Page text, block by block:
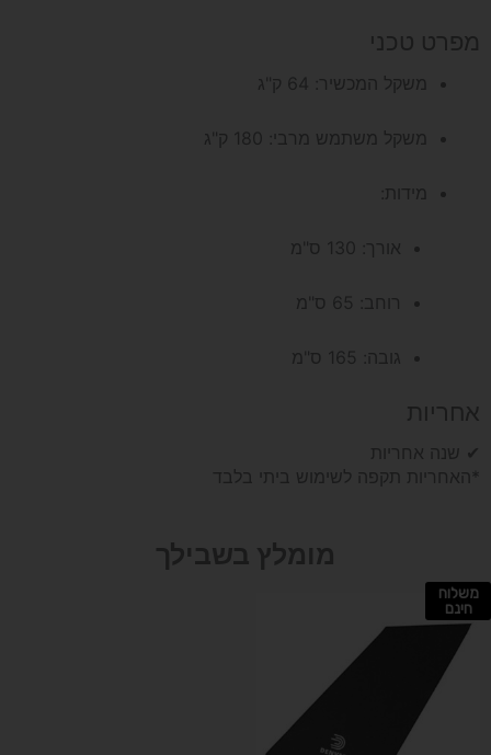
מפרט טכני
משקל המכשיר: 64 ק"ג
משקל משתמש מרבי: 180 ק"ג
מידות:
אורך: 130 ס"מ
רוחב: 65 ס"מ
גובה: 165 ס"מ
אחריות
✔ שנה אחריות
*האחריות תקפה לשימוש ביתי בלבד
מומלץ בשבילך
משלוח
חינם